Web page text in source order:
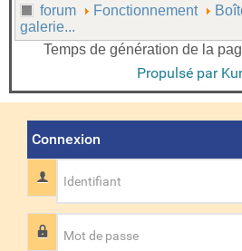
forum Fonctionnement
galerie...
Temps de génération de la
Propulsé par
Connexion
Identifiant
Mot de passe